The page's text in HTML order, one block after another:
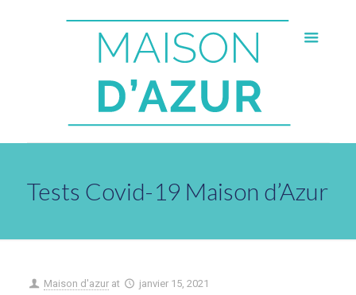
Tests Covid-19 Maison d’Azur
Maison d'azur at janvier 15, 2021